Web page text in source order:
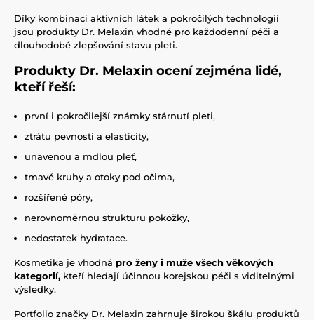
Díky kombinaci aktivních látek a pokročilých technologií
jsou produkty Dr. Melaxin vhodné pro každodenní péči a
dlouhodobé zlepšování stavu pleti.
Produkty Dr. Melaxin ocení zejména lidé,
kteří řeší:
první i pokročilejší známky stárnutí pleti,
ztrátu pevnosti a elasticity,
unavenou a mdlou pleť,
tmavé kruhy a otoky pod očima,
rozšířené póry,
nerovnoměrnou strukturu pokožky,
nedostatek hydratace.
Kosmetika je vhodná pro ženy i muže všech věkových
kategorií, kteří hledají účinnou korejskou péči s viditelnými
výsledky.
Portfolio značky Dr. Melaxin zahrnuje širokou škálu produktů